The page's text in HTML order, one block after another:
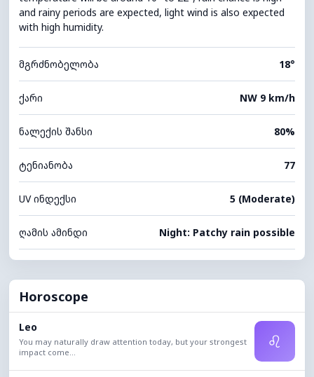
and rainy periods are expected, light wind is also expected
with high humidity.
მგრძნობელობა 18°
ქარი NW 9 km/h
ნალექის შანსი 80%
ტენიანობა 77
UV ინდექსი 5 (Moderate)
ღამის ამინდი Night: Patchy rain possible
Horoscope
Leo
You may naturally draw attention today, but your strongest
impact come...
♌